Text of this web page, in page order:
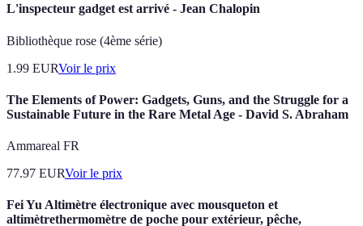
L'inspecteur gadget est arrivé - Jean Chalopin
Bibliothèque rose (4ème série)
1.99 EURVoir le prix
The Elements of Power: Gadgets, Guns, and the Struggle for a
Sustainable Future in the Rare Metal Age - David S. Abraham
Ammareal FR
77.97 EURVoir le prix
Fei Yu Altimètre électronique avec mousqueton et
altimètrethermomètre de poche pour extérieur, pêche,